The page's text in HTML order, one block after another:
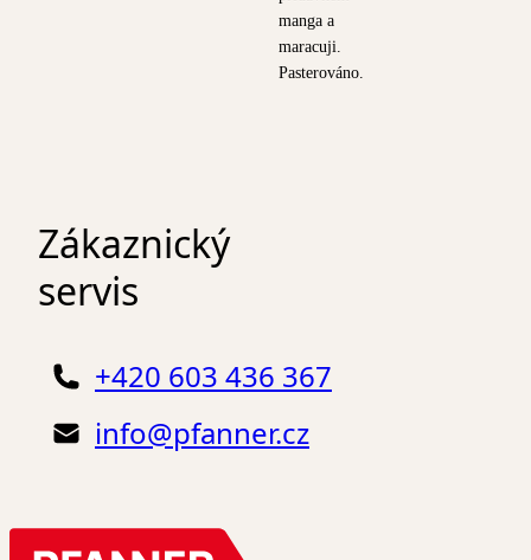
manga a
maracuji.
Pasterováno.
Zákaznický
servis
+420 603 436 367
info@pfanner.cz